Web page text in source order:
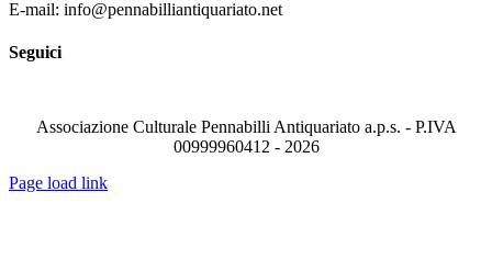
E-mail: info@pennabilliantiquariato.net
Seguici
Associazione Culturale Pennabilli Antiquariato a.p.s. - P.IVA
00999960412 - 2026
Page load link